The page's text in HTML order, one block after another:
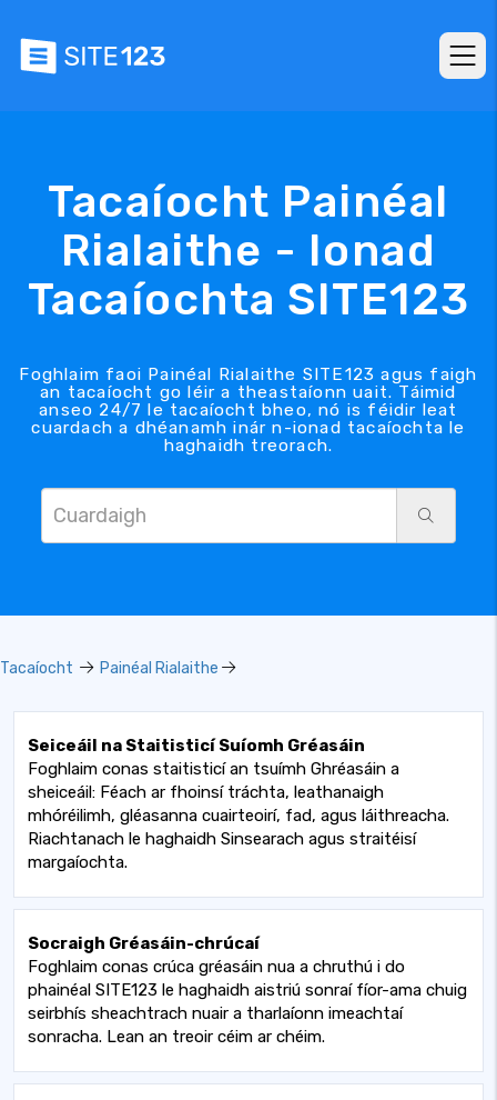
Tacaíocht Painéal
Rialaithe - Ionad
Tacaíochta SITE123
Foghlaim faoi Painéal Rialaithe SITE123 agus faigh
an tacaíocht go léir a theastaíonn uait. Táimid
anseo 24/7 le tacaíocht bheo, nó is féidir leat
cuardach a dhéanamh inár n-ionad tacaíochta le
haghaidh treorach.
Tacaíocht Painéal Rialaithe
Seiceáil na Staitisticí Suíomh Gréasáin
Foghlaim conas staitisticí an tsuímh Ghréasáin a
sheiceáil: Féach ar fhoinsí tráchta, leathanaigh
mhóréilimh, gléasanna cuairteoirí, fad, agus láithreacha.
Riachtanach le haghaidh Sinsearach agus straitéisí
margaíochta.
Socraigh Gréasáin-chrúcaí
Foghlaim conas crúca gréasáin nua a chruthú i do
phainéal SITE123 le haghaidh aistriú sonraí fíor-ama chuig
seirbhís sheachtrach nuair a tharlaíonn imeachtaí
sonracha. Lean an treoir céim ar chéim.